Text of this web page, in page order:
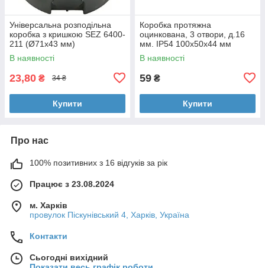
Універсальна розподільна
коробка з кришкою SEZ 6400-
211 (Ø71х43 мм)
В наявності
23,80 ₴ 34 ₴
Купити
Коробка протяжна
оцинкована, 3 отвори, д.16
мм. IP54 100х50х44 мм
В наявності
59 ₴
Купити
Про нас
100% позитивних з 16 відгуків за рік
Працює з 23.08.2024
м. Харків
провулок Піскунівський 4, Харків, Україна
Контакти
Сьогодні вихідний